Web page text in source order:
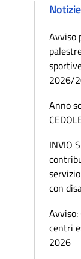
Avviso
2026/
Anno
INVIO
con
centri
2026